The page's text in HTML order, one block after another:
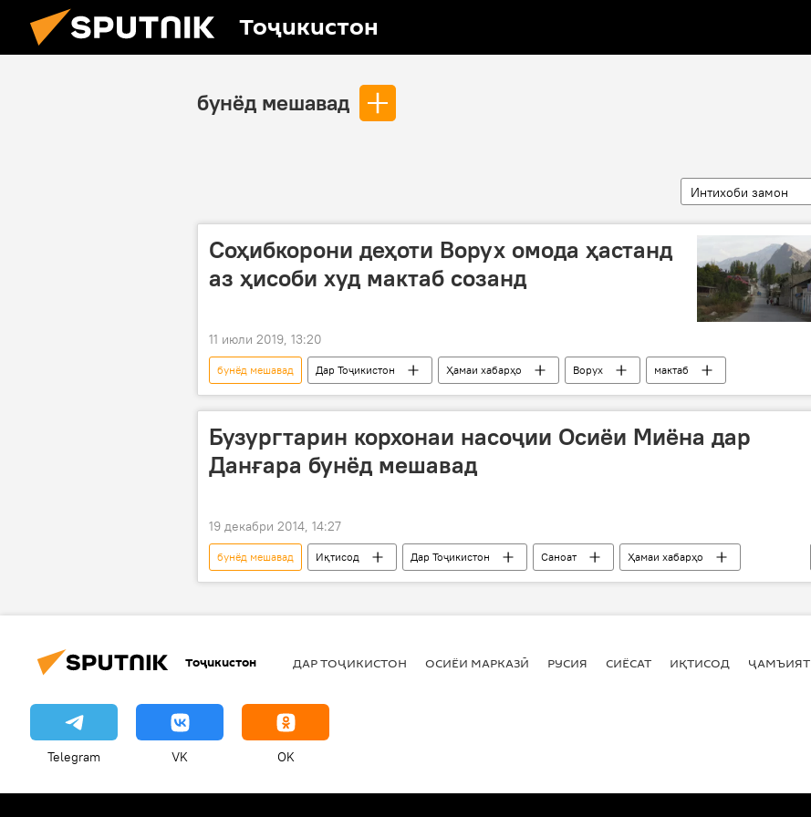
Тоҷикистон
бунёд мешавад
Интихоби замон
Соҳибкорони деҳоти Ворух омода ҳастанд
аз ҳисоби худ мактаб созанд
11 июли 2019, 13:20
бунёд мешавад Дар Тоҷикистон Ҳамаи хабарҳо Ворух
мактаб
бунёд
Исфара
Бузургтарин корхонаи насоҷии Осиёи Миёна дар
Данғара бунёд мешавад
19 декабри 2014, 14:27
бунёд мешавад Иқтисод Дар Тоҷикистон Саноат
Ҳамаи хабарҳо
ИМА
Чин Данғара Итолиё
Эмомалӣ Раҳмон
Тоҷикистон ДАР ТОҶИКИСТОН ОСИЁИ МАРКАЗӢ РУСИЯ СИЁСАТ ИҚТИСОД ҶАМЪИЯТ
Telegram VK OK